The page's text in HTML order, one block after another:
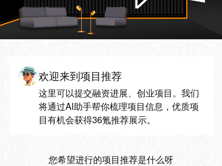
欢迎来到项目推荐
这里可以提交融资进展、创业项目。我们
将通过AI助手帮你梳理项目信息，优质项
目有机会获得36氪推荐展示。
您希望进行的项目推荐是什么呀